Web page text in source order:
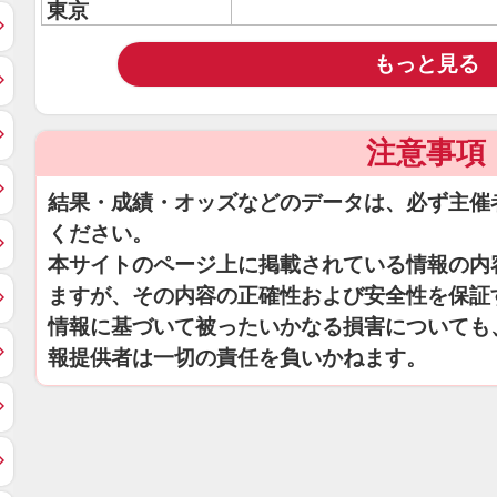
東京
もっと見る
注意事項
結果・成績・オッズなどのデータは、必ず主
ください。
本サイトのページ上に掲載されている情報の
ますが、その内容の正確性および安全性を保
情報に基づいて被ったいかなる損害について
報提供者は一切の責任を負いかねます。